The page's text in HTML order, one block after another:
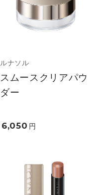
ルナソル
スムースクリアパウ
ダー
6,050 円